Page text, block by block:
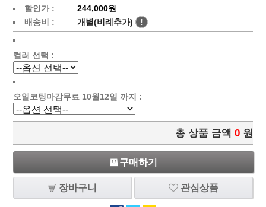
할인가 :
244,000원
배송비 :
개별(비례추가) !
컬러 선택 :
오일코팅마감무료 10월12일 까지 :
총 상품 금액 0 원
구매하기
장바구니 관심상품